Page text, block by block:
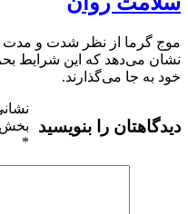
موج گرما از نظر شدت و مدت
نشان می‌دهد که این شرایط
خود به جا می‌گذارند.
دیدگاهتان را بنویسید
*